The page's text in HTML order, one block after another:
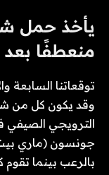
يأخذ حمل
منعطفًا بعد
توقعاتنا السابعة
وقد يكون كل من
الترويجي الصيفي
جونسون (ماري
بالرعب بينما تقوم